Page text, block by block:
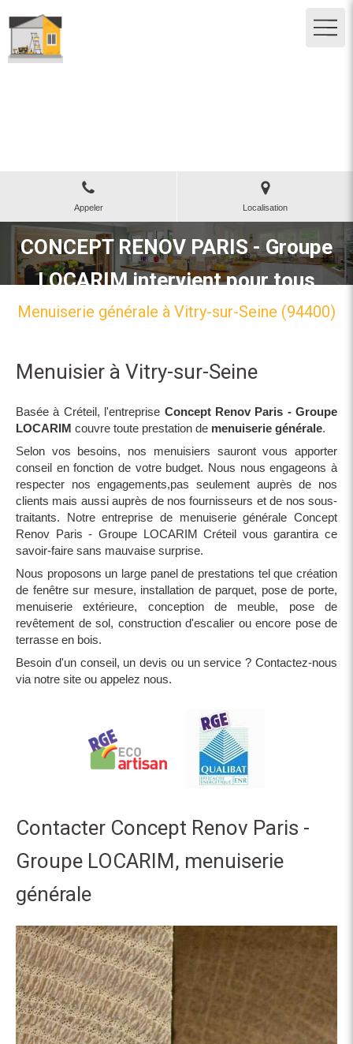
Appeler Localisation
CONCEPT RENOV PARIS - Groupe
LOCARIM intervient pour tous
travaux en Ile-de-France
Menuiserie générale à Vitry-sur-Seine (94400)
Menuisier à Vitry-sur-Seine
Basée à Créteil, l'entreprise Concept Renov Paris - Groupe
LOCARIM couvre toute prestation de menuiserie générale.
Selon vos besoins, nos menuisiers sauront vous apporter
conseil en fonction de votre budget. Nous nous engageons à
respecter nos engagements,pas seulement auprès de nos
clients mais aussi auprès de nos fournisseurs et de nos sous-
traitants. Notre entreprise de menuiserie générale Concept
Renov Paris - Groupe LOCARIM Créteil vous garantira ce
savoir-faire sans mauvaise surprise.
Nous proposons un large panel de prestations tel que création
de fenêtre sur mesure, installation de parquet, pose de porte,
menuiserie extérieure, conception de meuble, pose de
revêtement de sol, construction d'escalier ou encore pose de
terrasse en bois.
Besoin d'un conseil, un devis ou un service ? Contactez-nous
via notre site ou appelez nous.
Contacter Concept Renov Paris -
Groupe LOCARIM, menuiserie
générale